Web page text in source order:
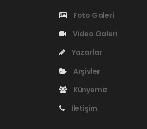
Foto Galeri
Video Galeri
Yazarlar
Arşivler
Künyemiz
İletişim